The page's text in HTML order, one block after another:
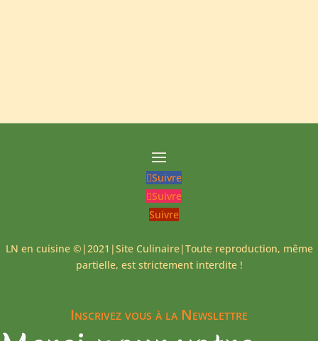
Suivre
Suivre
Suivre
LN en cuisine ©|2021|Site Culinaire|Toute reproduction, même
partielle, est strictement interdite !
Inscrivez vous à la Newslettre